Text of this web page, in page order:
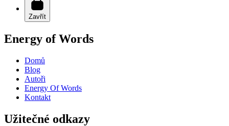
Zavřít
Energy of Words
Domů
Blog
Autoři
Energy Of Words
Kontakt
Užitečné odkazy